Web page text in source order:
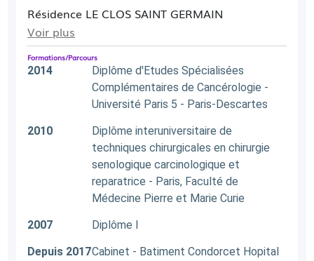
Résidence LE CLOS SAINT GERMAIN
23, rue Auguste Mounié 92160 ANTONY
Prendre RDV sur Doctolib
Voir plus
Formations/Parcours
2014
Diplôme d'Etudes Spécialisées
Complémentaires de Cancérologie -
Université Paris 5 - Paris-Descartes
2010
Diplôme interuniversitaire de
techniques chirurgicales en chirurgie
senologique carcinologique et
reparatrice - Paris, Faculté de
Médecine Pierre et Marie Curie
2007
Diplôme I
Depuis 2017Cabinet - Batiment Condorcet Hopital